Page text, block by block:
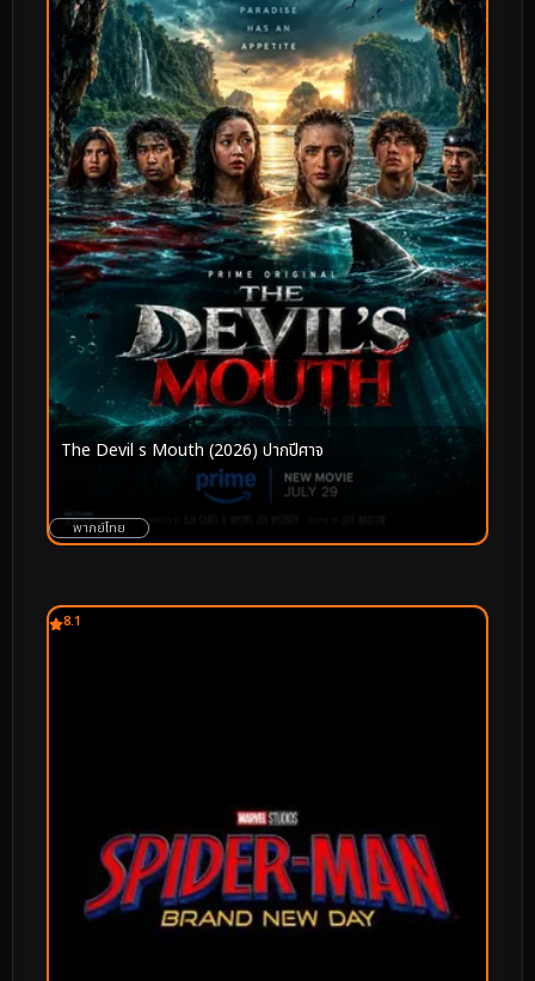
The Devil s Mouth (2026) ปากปีศาจ
พากย์ไทย
8.1